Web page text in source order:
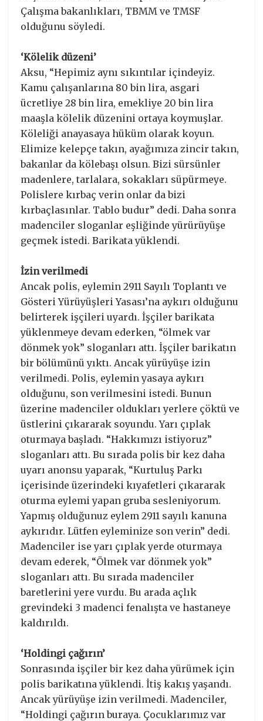
Çalışma bakanlıkları, TBMM ve TMSF
olduğunu söyledi.
‘Kölelik düzeni’
Aksu, “Hepimiz aynı sıkıntılar içindeyiz.
Kamu çalışanlarına 80 bin lira, asgari
ücretliye 28 bin lira, emekliye 20 bin lira
maaşla kölelik düzenini ortaya koymuşlar.
Köleliği anayasaya hüküm olarak koyun.
Elimize kelepçe takın, ayağımıza zincir takın,
bakanlar da kölebaşı olsun. Bizi sürsünler
madenlere, tarlalara, sokakları süpürmeye.
Polislere kırbaç verin onlar da bizi
kırbaçlasınlar. Tablo budur” dedi. Daha sonra
madenciler sloganlar eşliğinde yürürüyüşe
geçmek istedi. Barikata yüklendi.
İzin verilmedi
Ancak polis, eylemin 2911 Sayılı Toplantı ve
Gösteri Yürüyüşleri Yasası’na aykırı olduğunu
belirterek işçileri uyardı. İşçiler barikata
yüklenmeye devam ederken, “ölmek var
dönmek yok” sloganları attı. İşçiler barikatın
bir bölümünü yıktı. Ancak yürüyüşe izin
verilmedi. Polis, eylemin yasaya aykırı
olduğunu, son verilmesini istedi. Bunun
üzerine madenciler oldukları yerlere çöktü ve
üstlerini çıkararak soyundu. Yarı çıplak
oturmaya başladı. “Hakkımızı istiyoruz”
sloganları attı. Bu sırada polis bir kez daha
uyarı anonsu yaparak, “Kurtuluş Parkı
içerisinde üzerindeki kıyafetleri çıkararak
oturma eylemi yapan gruba sesleniyorum.
Yapmış olduğunuz eylem 2911 sayılı kanuna
aykırıdır. Lütfen eyleminize son verin” dedi.
Madenciler ise yarı çıplak yerde oturmaya
devam ederek, “Ölmek var dönmek yok”
sloganları attı. Bu sırada madenciler
baretlerini yere vurdu. Bu arada açlık
grevindeki 3 madenci fenalışta ve hastaneye
kaldırıldı.
‘Holdingi çağırın’
Sonrasında işçiler bir kez daha yürümek için
polis barikatına yüklendi. İtiş kakış yaşandı.
Ancak yürüyüşe izin verilmedi. Madenciler,
“Holdingi çağırın buraya. Çocuklarımız var